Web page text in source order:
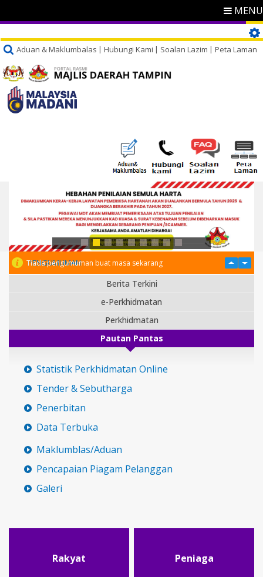
MENU
Aduan & Maklumbalas Hubungi Kami Soalan Lazim Peta Laman
PENGUMUMAN
Tiada pengumuman buat masa sekarang
Berita Terkini
e-Perkhidmatan
Perkhidmatan
Pautan Pantas
Statistik Perkhidmatan Online
Tender & Sebutharga
Penerbitan
Data Terbuka
Maklumblas/Aduan
Pencapaian Piagam Pelanggan
Galeri
Rakyat Peniaga